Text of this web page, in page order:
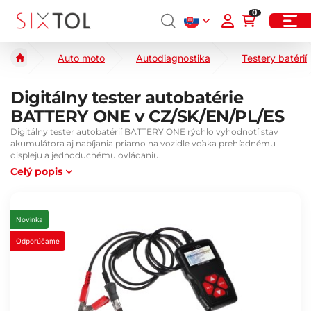
0
Auto moto Autodiagnostika Testery batérií
Digitálny tester autobatérie
BATTERY ONE v CZ/SK/EN/PL/ES
Digitálny tester autobatérií BATTERY ONE rýchlo vyhodnotí stav
akumulátora aj nabíjania priamo na vozidle vďaka prehľadnému
displeju a jednoduchému ovládaniu.
Celý popis
Novinka
Odporúčame